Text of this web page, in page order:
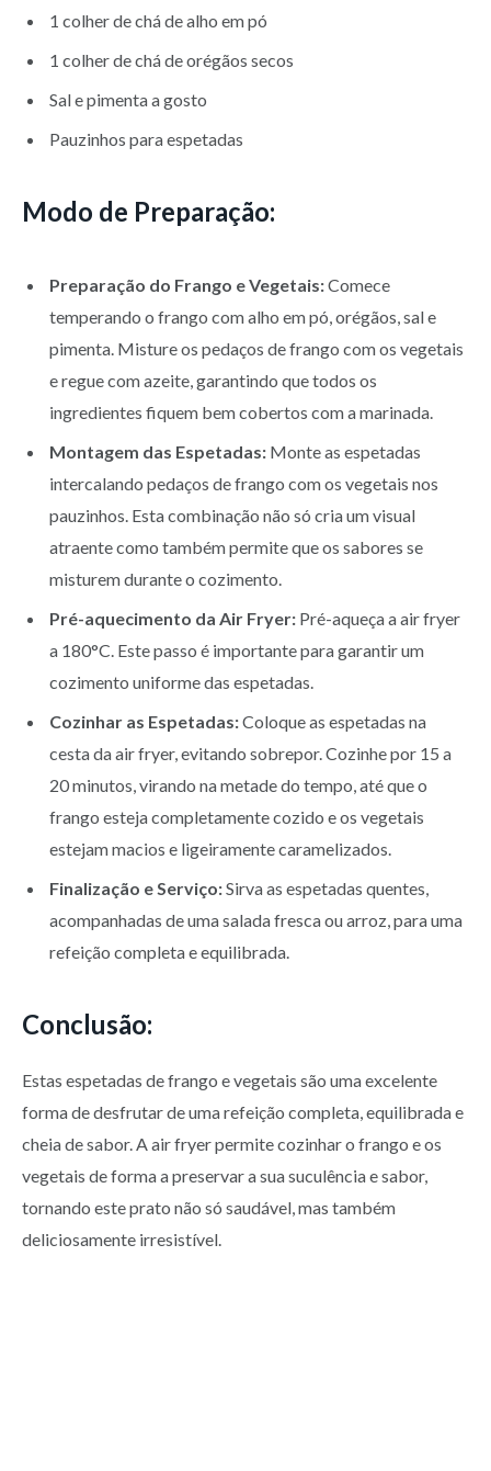
1 colher de chá de alho em pó
1 colher de chá de orégãos secos
Sal e pimenta a gosto
Pauzinhos para espetadas
Modo de Preparação:
Preparação do Frango e Vegetais:Comece
temperando o frango com alho em pó, orégãos, sal e
pimenta. Misture os pedaços de frango com os vegetais
e regue com azeite, garantindo que todos os
ingredientes fiquem bem cobertos com a marinada.
Montagem das Espetadas: Monte as espetadas
intercalando pedaços de frango com os vegetais nos
pauzinhos. Esta combinação não só cria um visual
atraente como também permite que os sabores se
misturem durante o cozimento.
Pré-aquecimento da Air Fryer: Pré-aqueça a air fryer
a 180°C. Este passo é importante para garantir um
cozimento uniforme das espetadas.
Cozinhar as Espetadas:Coloque as espetadas na
cesta da air fryer, evitando sobrepor. Cozinhe por 15 a
20 minutos, virando na metade do tempo, até que o
frango esteja completamente cozido e os vegetais
estejam macios e ligeiramente caramelizados.
Finalização e Serviço:Sirva as espetadas quentes,
acompanhadas de uma salada fresca ou arroz, para uma
refeição completa e equilibrada.
Conclusão:
Estas espetadas de frango e vegetais são uma excelente
forma de desfrutar de uma refeição completa, equilibrada e
cheia de sabor. A air fryer permite cozinhar o frango e os
vegetais de forma a preservar a sua suculência e sabor,
tornando este prato não só saudável, mas também
deliciosamente irresistível.